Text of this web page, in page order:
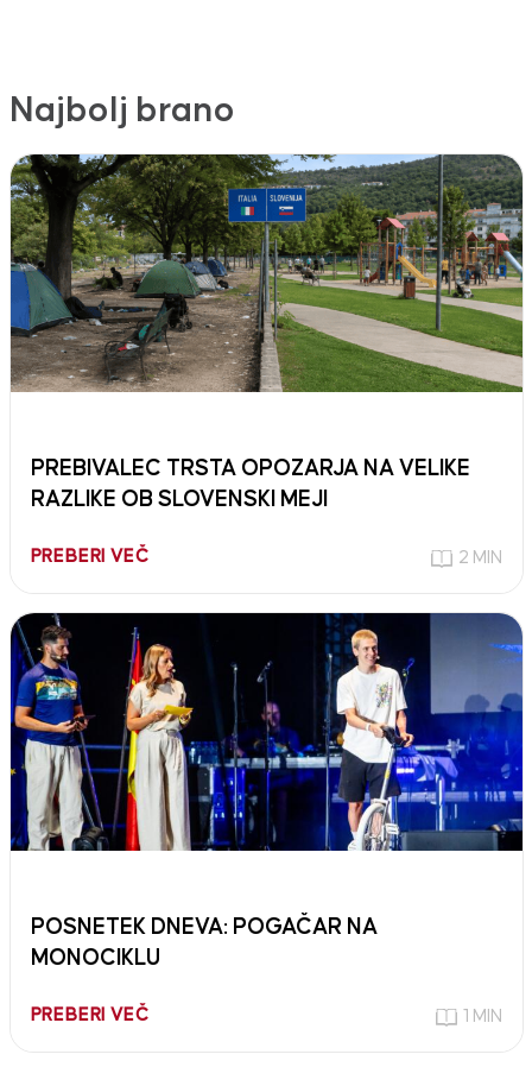
Najbolj brano
PREBIVALEC TRSTA OPOZARJA NA VELIKE
RAZLIKE OB SLOVENSKI MEJI
PREBERI VEČ 2 MIN
POSNETEK DNEVA: POGAČAR NA
MONOCIKLU
PREBERI VEČ 1 MIN